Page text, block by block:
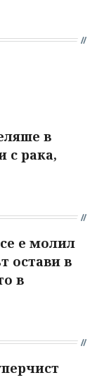
в
с рака,
е молил
остави в
в